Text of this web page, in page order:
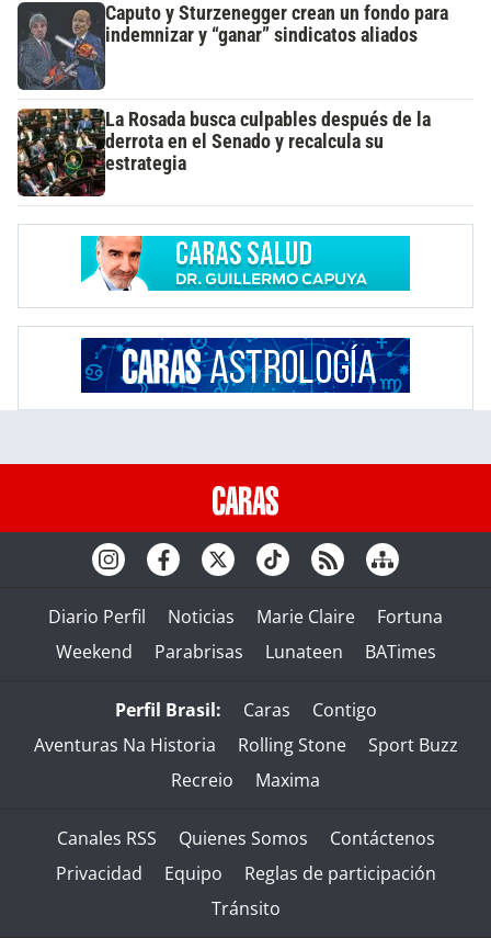
Caputo y Sturzenegger crean un fondo para
indemnizar y “ganar” sindicatos aliados
La Rosada busca culpables después de la
derrota en el Senado y recalcula su
estrategia
Diario Perfil Noticias Marie Claire
Fortuna
Weekend
Parabrisas Lunateen BATimes
Perfil Brasil: Caras
Contigo
Aventuras Na Historia
Rolling Stone
Sport Buzz
Recreio
Maxima
Canales RSS Quienes Somos
Contáctenos
Privacidad
Equipo
Reglas de participación
Tránsito